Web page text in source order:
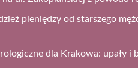
pieniędzy od starszego
dla Krakowa: upały i